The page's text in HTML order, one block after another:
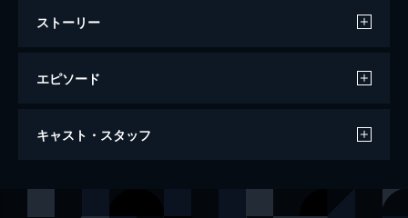
ストーリー
エピソード
チネチッタで会いましょう
キャスト・スタッフ